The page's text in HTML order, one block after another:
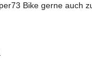
Bike gerne auch